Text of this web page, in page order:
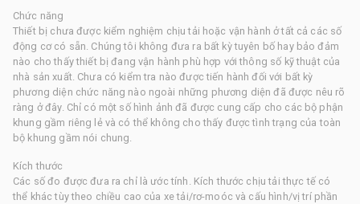
Chức năng
Thiết bị chưa được kiểm nghiệm chịu tải hoặc vận hành ở tất cả các số
động cơ có sẵn. Chúng tôi không đưa ra bất kỳ tuyên bố hay bảo đảm
nào cho thấy thiết bị đang vận hành phù hợp với thông số kỹ thuật của
nhà sản xuất. Chưa có kiểm tra nào được tiến hành đối với bất kỳ
phương diện chức năng nào ngoài những phương diện đã được nêu rõ
ràng ở đây. Chỉ có một số hình ảnh đã được cung cấp cho các bộ phận
khung gầm riêng lẻ và có thể không cho thấy được tình trạng của toàn
bộ khung gầm nói chung.
Kích thước
Các số đo được đưa ra chỉ là ước tính. Kích thước chịu tải thực tế có
thể khác tùy theo chiều cao của xe tải/rơ-moóc và cấu hình/vị trí phần